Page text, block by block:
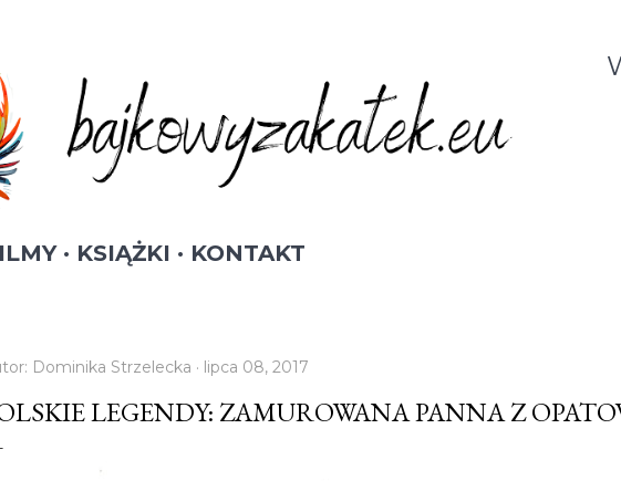
KSIĄŻKI KONTAKT
Dominika Strzelecka lipca 08, 2017
LEGENDY: ZAMUROWANA PANNA Z